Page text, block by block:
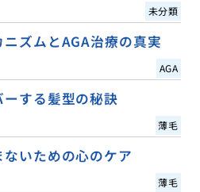
未分類
ズムとAGA治療の真実
AGA
する髪型の秘訣
薄毛
いための心のケア
薄毛